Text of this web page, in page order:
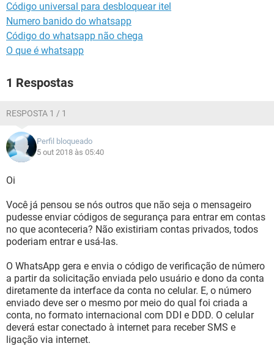
Código universal para desbloquear itel
Numero banido do whatsapp
Código do whatsapp não chega
O que é whatsapp
1 Respostas
RESPOSTA 1 / 1
Perfil bloqueado
5 out 2018 às 05:40
Oi
Você já pensou se nós outros que não seja o mensageiro
pudesse enviar códigos de segurança para entrar em contas
no que aconteceria? Não existiriam contas privados, todos
poderiam entrar e usá-las.
O WhatsApp gera e envia o código de verificação de número
a partir da solicitação enviada pelo usuário e dono da conta
diretamente da interface da conta no celular. E, o número
enviado deve ser o mesmo por meio do qual foi criada a
conta, no formato internacional com DDI e DDD. O celular
deverá estar conectado à internet para receber SMS e
ligação via internet.